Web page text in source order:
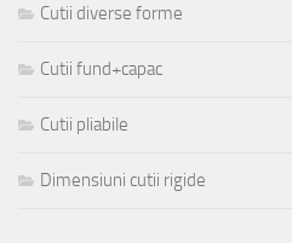
Cutii diverse forme
Cutii fund+capac
Cutii pliabile
Dimensiuni cutii rigide